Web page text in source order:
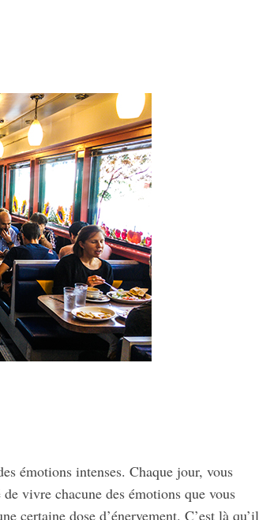
émotions intenses. Chaque jour, vous
vivre chacune des émotions que vous
certaine dose d’énervement. C’est là qu’il